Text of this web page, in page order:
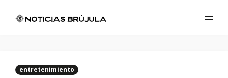
entretenimiento